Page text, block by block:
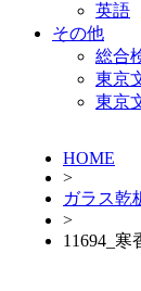
英語
その他
総合
東京
東京
HOME
>
ガラス乾
>
11694_寒